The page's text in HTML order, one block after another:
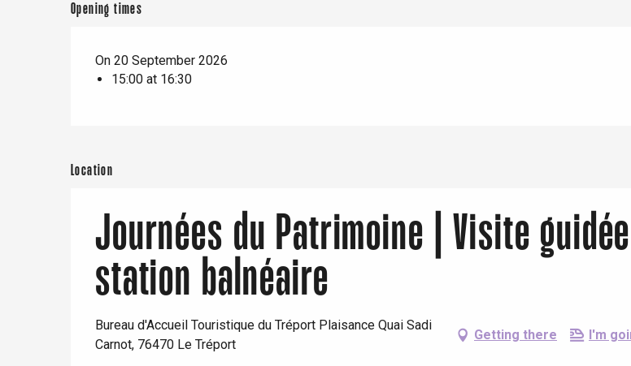
Val-de-Scie
Paris 1h30
Opening times
On 20 September 2026
15:00 at 16:30
Location
Journées du Patrimoine | Visite
station balnéaire
Bureau d'Accueil Touristique du Tréport Plaisance Quai Sadi
Carnot, 76470 Le Tréport
Getting there I'm